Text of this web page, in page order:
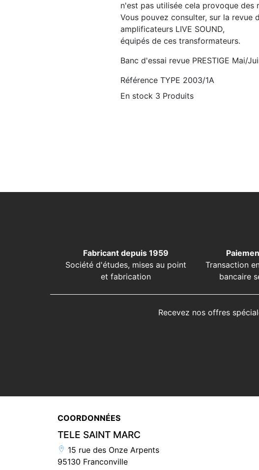
n'est pas utilisée cela provoque des
Vous pouvez consulter, sur la revue
amplificateurs LIVE SOUND,
équipés de ces transformateurs.
Banc d'essai revue PRESTIGE Mai/
Référence TYPE 2003/1A
En stock 3 Produits
Fabricant depuis 1959
Société d'études, mises au point
et fabrication
Transaction
bancaire
Recevez nos offres
COORDONNÉES
TELE SAINT MARC
15 rue des Onze Arpents
95130 Franconville